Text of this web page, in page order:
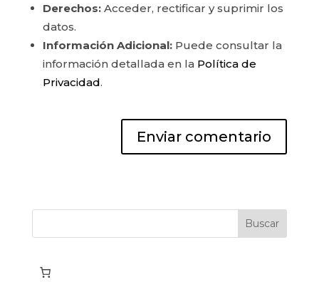
Derechos:Acceder, rectificar y suprimir los
datos.
Información Adicional:Puede consultar la
información detallada en la Política de
Privacidad.